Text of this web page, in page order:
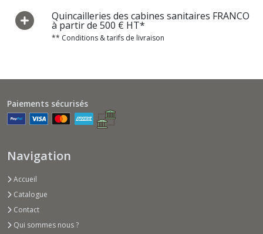
Quincailleries des cabines sanitaires FRANCO
à partir de 500 € HT*
** Conditions & tarifs de livraison
Paiements sécurisés
Navigation
Accueil
Catalogue
Contact
Qui sommes nous ?